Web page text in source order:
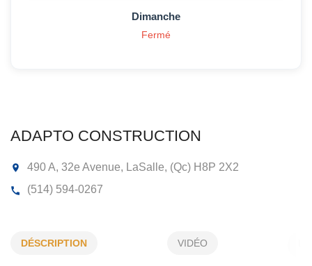
ADAPTO CONSTRUCTION
DÉSCRIPTION VIDÉO
Dimanche
Fermé